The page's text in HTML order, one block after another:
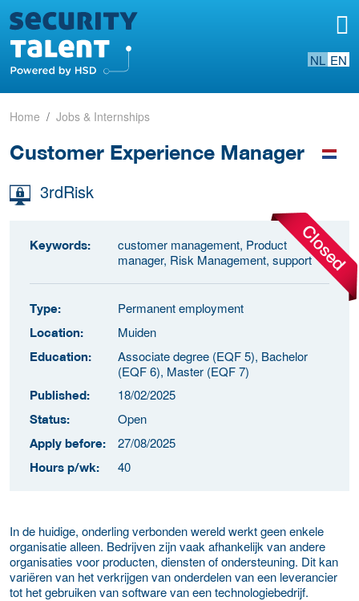
NL EN
Home Jobs & Internships
Customer Experience Manager
3rdRisk
Keywords:
customer management, Product
manager, Risk Management, support
Type: Permanent employment
Location: Muiden
Education:
Associate degree (EQF 5), Bachelor
(EQF 6), Master (EQF 7)
Published: 18/02/2025
Status: Open
Apply before: 27/08/2025
Hours p/wk: 40
In de huidige, onderling verbonden wereld werkt geen enkele
organisatie alleen. Bedrijven zijn vaak afhankelijk van andere
organisaties voor producten, diensten of ondersteuning. Dit kan
variëren van het verkrijgen van onderdelen van een leverancier
tot het gebruiken van software van een technologiebedrijf.